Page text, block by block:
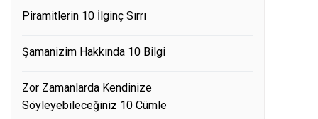
Piramitlerin 10 İlginç Sırrı
Şamanizim Hakkında 10 Bilgi
Zor Zamanlarda Kendinize
Söyleyebileceğiniz 10 Cümle